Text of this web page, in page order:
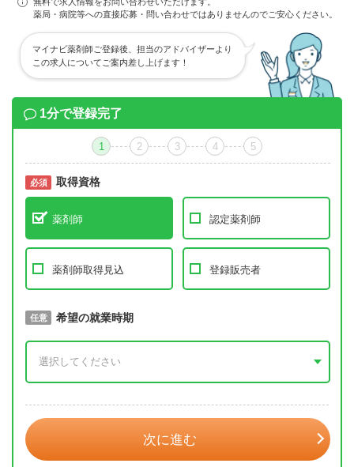
薬局・病院等への直接応募・問い合わせではありませんのでご安心ください。
マイナビ薬剤師ご登録後、担当のアドバイザーより
この求人についてご案内差し上げます！
1分で登録完了
1 2 3 4 5
必須 取得資格
薬剤師 認定薬剤師
薬剤師取得見込 登録販売者
必須 取得予定年
任意 希望の就業時期
次に進む